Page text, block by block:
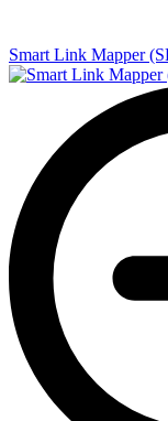
Smart Link Mapper